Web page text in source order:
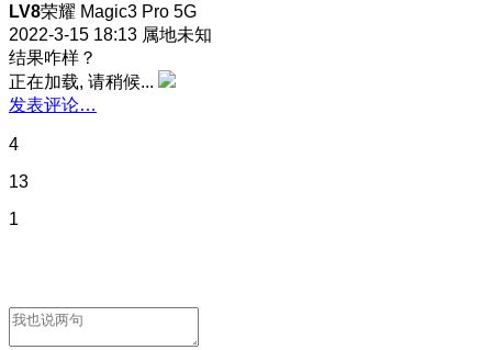
LV8荣耀 Magic3 Pro 5G
2022-3-15 18:13 属地未知
结果咋样？
正在加载, 请稍候...
发表评论…
4
13
1